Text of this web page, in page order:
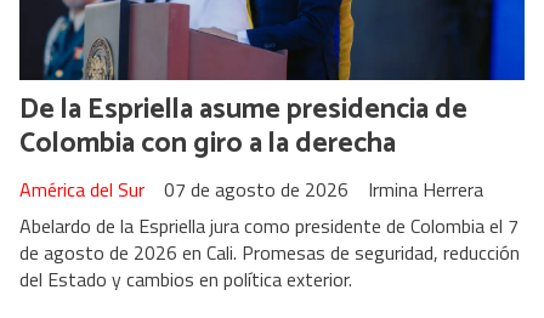
De la Espriella asume presidencia de
Colombia con giro a la derecha
Irmina Herrera
América del Sur
07 de agosto de 2026
Abelardo de la Espriella jura como presidente de Colombia el 7
de agosto de 2026 en Cali. Promesas de seguridad, reducción
del Estado y cambios en política exterior.